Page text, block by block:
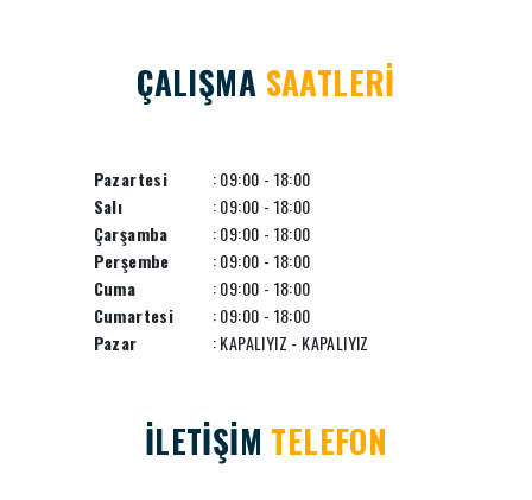
ÇALIŞMA SAATLERİ
Pazartesi
: 09:00 - 18:00
Salı
: 09:00 - 18:00
Çarşamba
: 09:00 - 18:00
Perşembe
: 09:00 - 18:00
Cuma
: 09:00 - 18:00
Cumartesi
: 09:00 - 18:00
Pazar
: KAPALIYIZ - KAPALIYIZ
İLETİŞİM TELEFON